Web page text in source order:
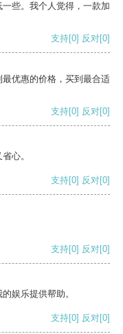
些。我个人觉得，一款加
支持[0] 反对[0]
优惠的价格，买到最合适
支持[0] 反对[0]
心。
支持[0] 反对[0]
支持[0] 反对[0]
娱乐提供帮助。
支持[0] 反对[0]